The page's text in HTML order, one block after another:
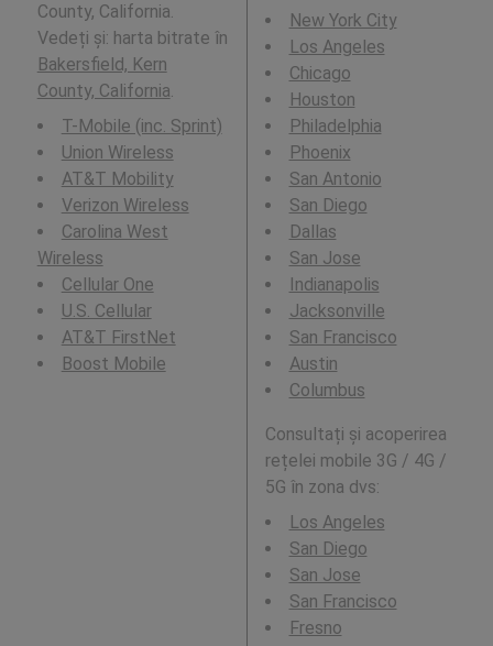
County, California.
Vedeți și: harta bitrate în
Bakersfield, Kern
County, California.
T-Mobile (inc. Sprint)
Union Wireless
AT&T Mobility
Verizon Wireless
Carolina West
Wireless
Cellular One
U.S. Cellular
AT&T FirstNet
Boost Mobile
New York City
Los Angeles
Chicago
Houston
Philadelphia
Phoenix
San Antonio
San Diego
Dallas
San Jose
Indianapolis
Jacksonville
San Francisco
Austin
Columbus
Consultați și acoperirea
rețelei mobile 3G / 4G /
5G în zona dvs:
Los Angeles
San Diego
San Jose
San Francisco
Fresno